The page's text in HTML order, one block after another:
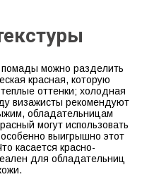
помады можно разделить
красная, которую
оттенки; холодная
визажисты рекомендуют
обладательницам
могут использовать
выигрышно этот
касается красно-
для обладательниц